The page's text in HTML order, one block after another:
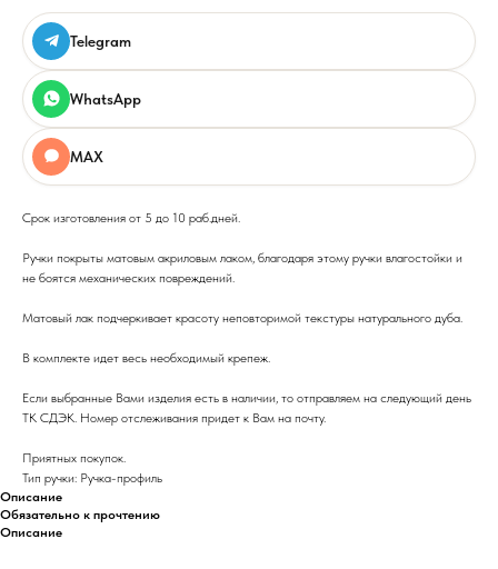
Telegram
WhatsApp
MAX
Срок изготовления от 5 до 10 раб.дней.
Ручки покрыты матовым акриловым лаком, благодаря этому ручки влагостойки и
не боятся механических повреждений.
Матовый лак подчеркивает красоту неповторимой текстуры натурального дуба.
В комплекте идет весь необходимый крепеж.
Если выбранные Вами изделия есть в наличии, то отправляем на следующий день
ТК СДЭК. Номер отслеживания придет к Вам на почту.
Приятных покупок.
Тип ручки: Ручка-профиль
Описание
Обязательно к прочтению
Описание